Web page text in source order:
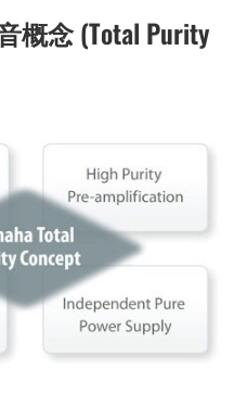
概念 (Total Purity